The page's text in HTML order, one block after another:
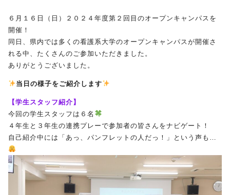
資料請求
プライバシーポリシー
受験生の方へ
採用担当の方へ
６月１６日（日）２０２４年度第２回目のオープンキャンパスを
開催！
同日、県内では多くの看護系大学のオープンキャンパスが開催さ
れる中、たくさんのご参加いただきました。
ありがとうございました。
当日の様子をご紹介します
【学生スタッフ紹介】
今回の学生スタッフは６名
４年生と３年生の連携プレーで参加者の皆さんをナビゲート！
自己紹介中には「あっ、パンフレットの人だっ！」という声も…